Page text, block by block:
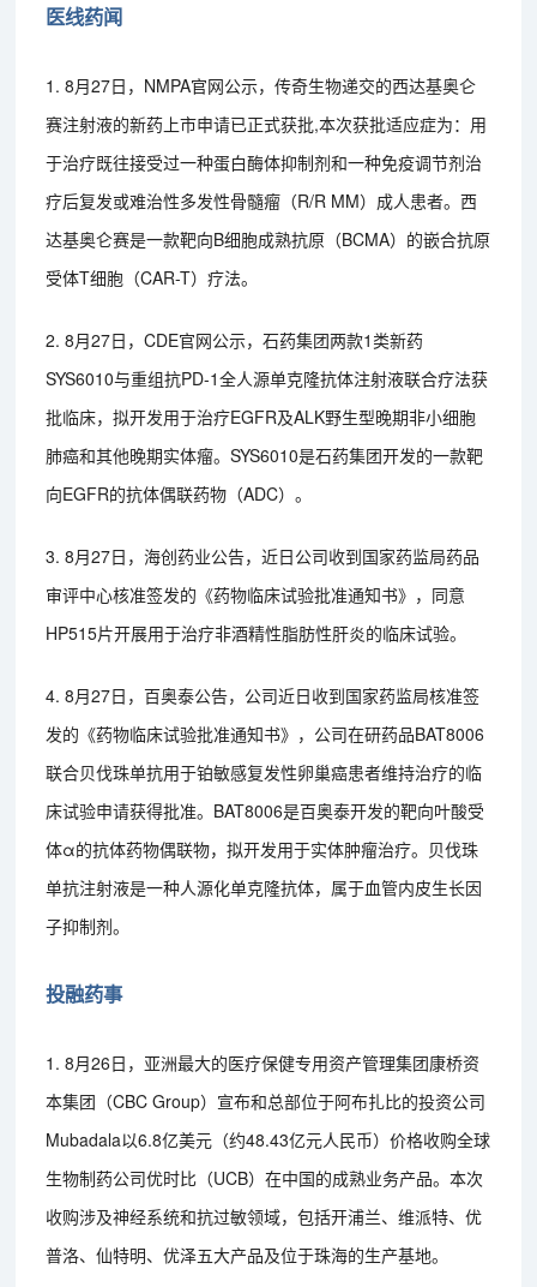
医线药闻
1. 8月27日，NMPA官网公示，传奇生物递交的西达基奥仑
赛注射液的新药上市申请已正式获批,本次获批适应症为：用
于治疗既往接受过一种蛋白酶体抑制剂和一种免疫调节剂治
疗后复发或难治性多发性骨髓瘤（R/R MM）成人患者。西
达基奥仑赛是一款靶向B细胞成熟抗原（BCMA）的嵌合抗原
受体T细胞（CAR-T）疗法。
2. 8月27日，CDE官网公示，石药集团两款1类新药
SYS6010与重组抗PD-1全人源单克隆抗体注射液联合疗法获
批临床，拟开发用于治疗EGFR及ALK野生型晚期非小细胞
肺癌和其他晚期实体瘤。SYS6010是石药集团开发的一款靶
向EGFR的抗体偶联药物（ADC）。
3. 8月27日，海创药业公告，近日公司收到国家药监局药品
审评中心核准签发的《药物临床试验批准通知书》，同意
HP515片开展用于治疗非酒精性脂肪性肝炎的临床试验。
4. 8月27日，百奥泰公告，公司近日收到国家药监局核准签
发的《药物临床试验批准通知书》，公司在研药品BAT8006
联合贝伐珠单抗用于铂敏感复发性卵巢癌患者维持治疗的临
床试验申请获得批准。BAT8006是百奥泰开发的靶向叶酸受
体α的抗体药物偶联物，拟开发用于实体肿瘤治疗。贝伐珠
单抗注射液是一种人源化单克隆抗体，属于血管内皮生长因
子抑制剂。
投融药事
1. 8月26日，亚洲最大的医疗保健专用资产管理集团康桥资
本集团（CBC Group）宣布和总部位于阿布扎比的投资公司
Mubadala以6.8亿美元（约48.43亿元人民币）价格收购全球
生物制药公司优时比（UCB）在中国的成熟业务产品。本次
收购涉及神经系统和抗过敏领域，包括开浦兰、维派特、优
普洛、仙特明、优泽五大产品及位于珠海的生产基地。